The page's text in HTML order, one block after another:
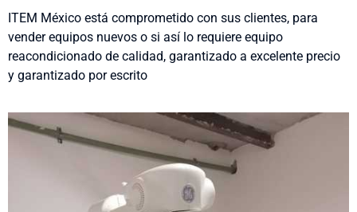
ITEM México está comprometido con sus clientes, para
vender equipos nuevos o si así lo requiere equipo
reacondicionado de calidad, garantizado a excelente precio
y garantizado por escrito